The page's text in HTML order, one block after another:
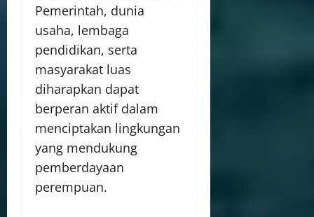
Pemerintah, dunia
usaha, lembaga
pendidikan, serta
masyarakat luas
diharapkan dapat
berperan aktif dalam
menciptakan lingkungan
yang mendukung
pemberdayaan
perempuan.